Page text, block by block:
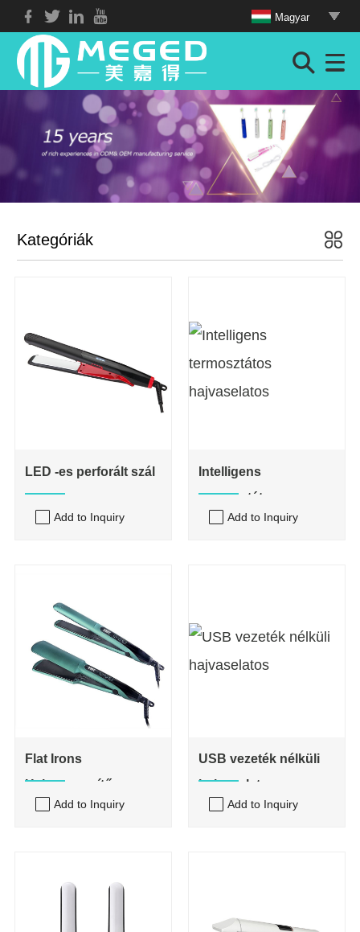
Magyar
Kategóriák
LED -es perforált szál
Add to Inquiry
Intelligens
termosztátos
hajvaselatos
Add to Inquiry
Flat Irons
Hajegyenesítő
Add to Inquiry
USB vezeték nélküli
hajvaselatos
Add to Inquiry